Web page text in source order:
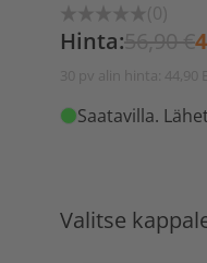
(0)
Hinta:56,90 €
30 pv alin hinta: 44,90
Saatavilla.
Valitse